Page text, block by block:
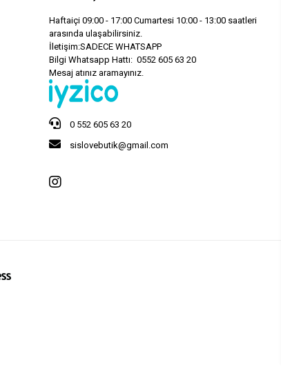
Haftaiçi 09:00 - 17:00 Cumartesi 10:00 - 13:00 saatleri
arasında ulaşabilirsiniz.
İletişim:SADECE WHATSAPP
Bilgi Whatsapp Hattı: 0552 605 63 20
Mesaj atınız aramayınız.
0 552 605 63 20
sislovebutik@gmail.com